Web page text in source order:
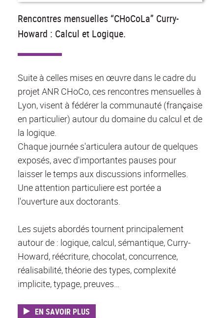
Rencontres mensuelles “CHoCoLa” Curry-
Howard : Calcul et Logique.
Suite à celles mises en œuvre dans le cadre du
projet ANR CHoCo, ces rencontres mensuelles à
Lyon, visent à fédérer la communauté (française
en particulier) autour du domaine du calcul et de
la logique.
Chaque journée s'articulera autour de quelques
exposés, avec d'importantes pauses pour
laisser le temps aux discussions informelles.
Une attention particuliere est portée a
l'ouverture aux doctorants.
Les sujets abordés tournent principalement
autour de : logique, calcul, sémantique, Curry-
Howard, réécriture, chocolat, concurrence,
réalisabilité, théorie des types, complexité
implicite, typage, preuves…
EN SAVOIR PLUS